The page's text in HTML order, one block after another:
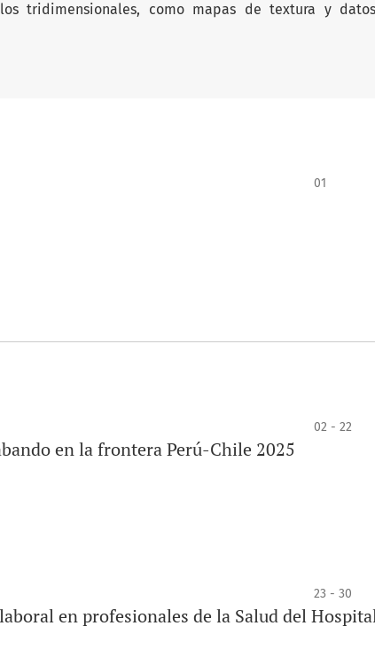
tridimensionales, como mapas de textura y datos
01
02 - 22
en la frontera Perú-Chile 2025
23 - 30
en profesionales de la Salud del